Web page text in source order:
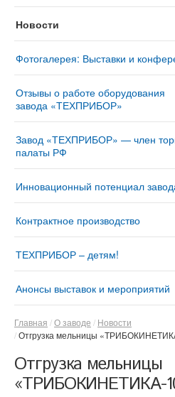
Новости
Фотогалерея: Выставки и
Отзывы о работе оборудования
завода «ТЕХПРИБОР»
Завод «ТЕХПРИБОР» — член
палаты РФ
Инновационный потенциал
Контрактное производство
ТЕХПРИБОР – детям!
Анонсы выставок и мероприятий
Главная О заводе
Новости
Отгрузка мельницы
Отгрузка мельницы
«ТРИБОКИНЕТИКА-